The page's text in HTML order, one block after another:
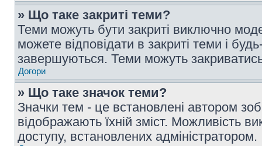
» Що таке закриті теми?
Теми можуть бути закриті виключно
можете відповідати в закриті теми і
завершуються. Теми можуть
Догори
» Що таке значок теми?
Значки тем - це встановлені автором
відображають їхній зміст. Можливість
доступу, встановлених адміністратором.